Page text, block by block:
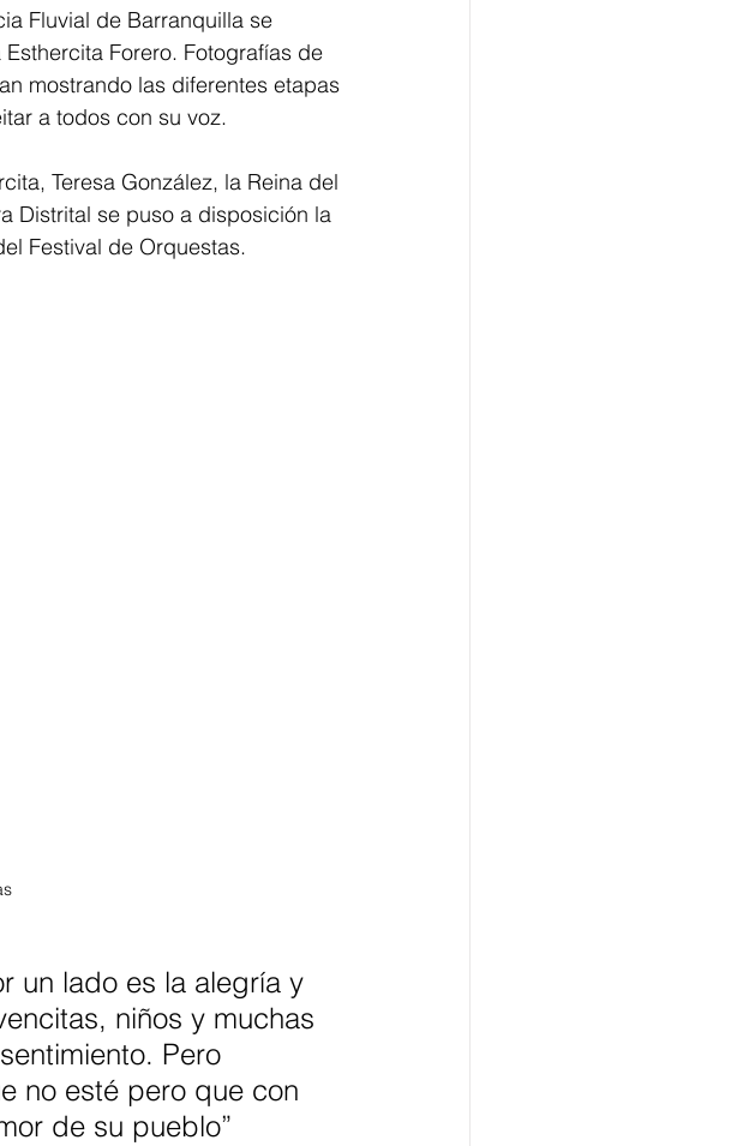
Fluvial de Barranquilla se
Forero. Fotografías de
mostrando las diferentes etapas
a todos con su voz.
Teresa González, la Reina del
Distrital se puso a disposición la
Festival de Orquestas.
un lado es la alegría y
niños y muchas
Pero
no esté pero que con
de su pueblo”